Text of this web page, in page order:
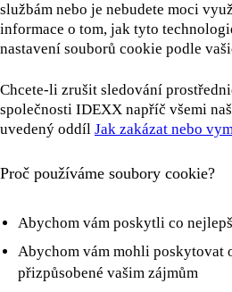
službám nebo je nebudete moci
informace o tom, jak tyto
nastavení souborů cookie podle
Chcete-li zrušit sledování
společnosti IDEXX napříč všemi
uvedený oddíl Jak zakázat nebo
Proč používáme soubory cookie?
Abychom vám poskytli co
Abychom vám mohli poskytovat
přizpůsobené vašim zájmům